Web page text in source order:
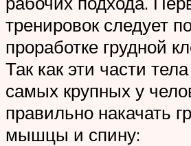
тренировок следует
проработке грудной
Так как эти части
самых крупных у
правильно накачать
мышцы и спину: